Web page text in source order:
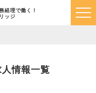
経理で働く！
ッジ
情報一覧